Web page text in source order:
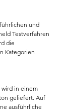
und
Testverfahren
die
Kategorien
wird in einem
geliefert. Auf
ausführliche